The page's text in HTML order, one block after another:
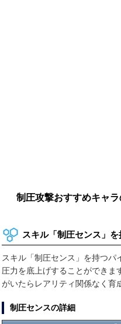
制圧攻撃おすすめキャ
スキル「制圧センス」
スキル「制圧センス」を持つパ
圧力を底上げすることができま
がいたらレアリティ関係なく育
制圧センスの詳細